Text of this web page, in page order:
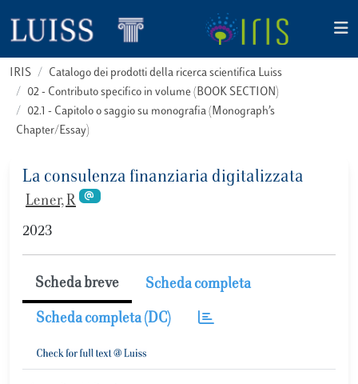
IRIS
Catalogo dei prodotti della ricerca scientifica Luiss
02 - Contributo specifico in volume (BOOK SECTION)
02.1 - Capitolo o saggio su monografia (Monograph’s
Chapter/Essay)
La consulenza finanziaria digitalizzata
Lener, R
2023
Scheda breve Scheda completa
Scheda completa (DC)